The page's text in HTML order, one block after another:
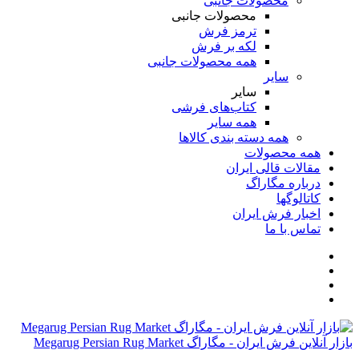
محصولات جانبی
ترمز فرش
لکه بر فرش
همه محصولات جانبی
سایر
سایر
کتاب‌های فرشی
همه سایر
همه دسته بندی کالاها
همه محصولات
مقالات قالی ایران
درباره مگاراگ
کاتالوگها
اخبار فرش ایران
تماس با ما
بازار آنلاین فرش ایران - مگاراگ Megarug Persian Rug Market